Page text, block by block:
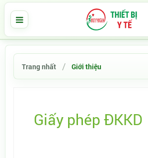
Trang nhất Giới thiệu
Giấy phép ĐKKD